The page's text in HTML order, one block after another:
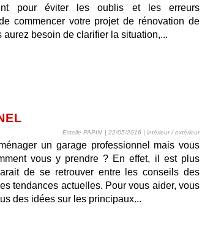
pour éviter les oublis et les erreurs
commencer votre projet de rénovation de
aurez besoin de clarifier la situation,...
Estelle PAPIN | 22/05/2016 | intérieur / extérieur
un garage professionnel mais vous
vous y prendre ? En effet, il est plus
de se retrouver entre les conseils des
tendances actuelles. Pour vous aider, vous
des idées sur les principaux...